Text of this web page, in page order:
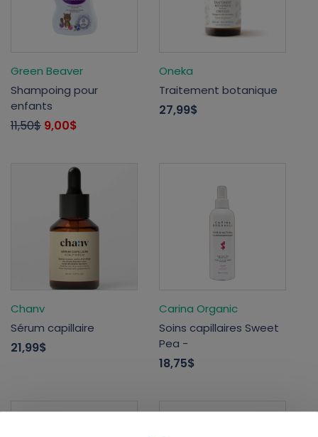
Green Beaver
Shampoing pour
enfants
11,50$ 9,00$
Oneka
Traitement botanique
27,99$
Chanv
Sérum capillaire
21,99$
Carina Organic
Soins capillaires Sweet
Pea -
18,75$